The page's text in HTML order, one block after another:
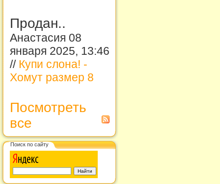
Продан..
Анастасия 08
января 2025, 13:46
// Купи слона! -
Хомут размер 8
Посмотреть
все
Поиск по сайту